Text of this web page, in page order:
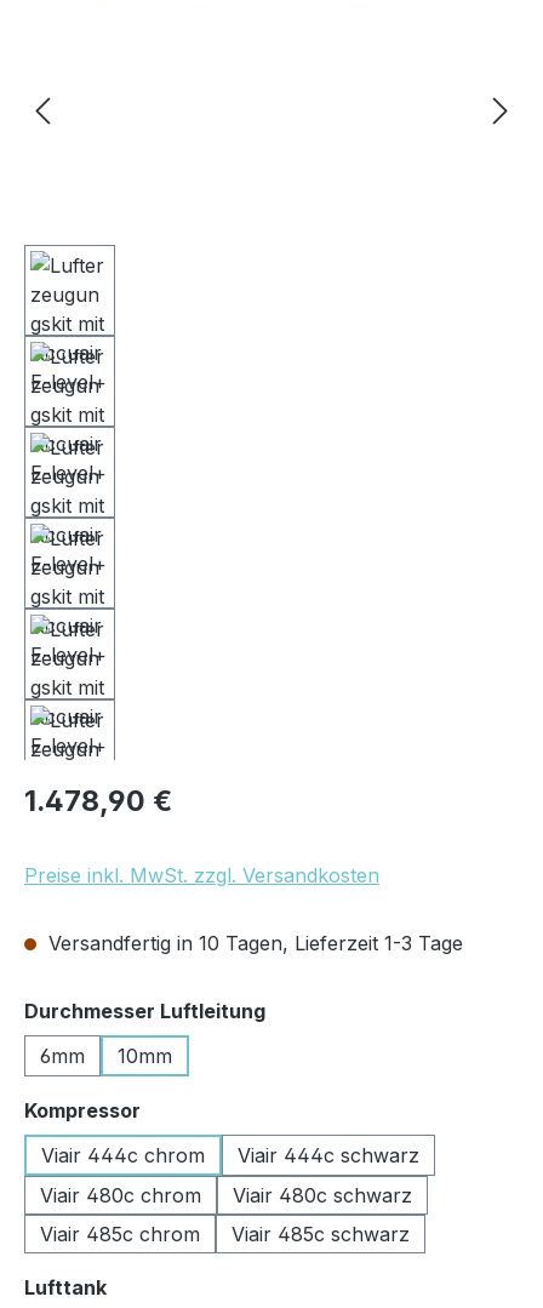
Regulärer Preis:
1.478,90 €
Preise inkl. MwSt. zzgl. Versandkosten
Versandfertig in 10 Tagen, Lieferzeit 1-3 Tage
Durchmesser Luftleitungauswählen
6mm
10mm
Kompressor
Viair 444c chrom
Viair 444c schwarz
Viair 480c chrom
Viair 480c schwarz
Viair 485c chrom
Viair 485c schwarz
Lufttankauswählen